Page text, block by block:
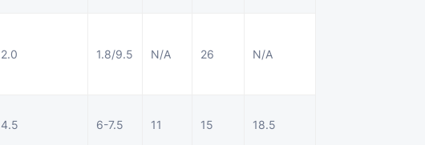
2.0 1.8/9.5 N/A 26 N/A
4.5 6-7.5 11 15 18.5